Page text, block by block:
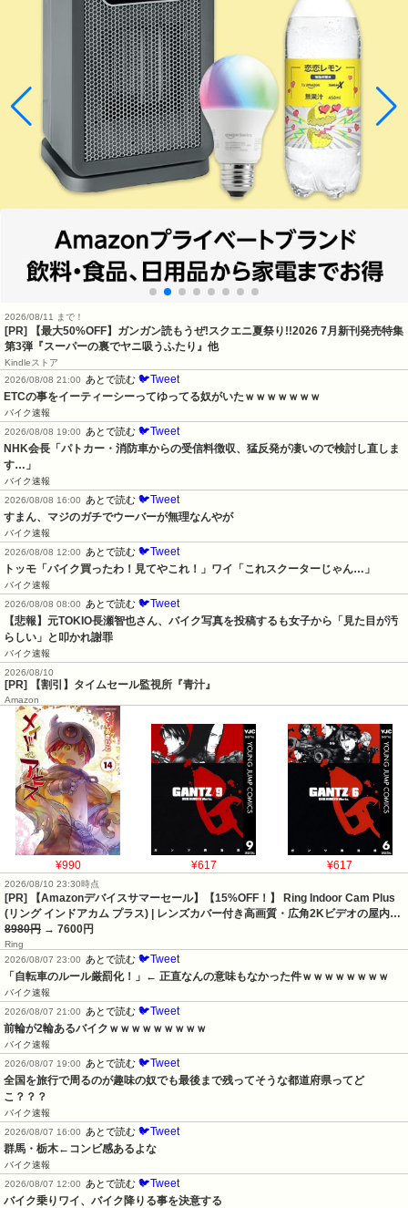
2026/08/11 まで！
[PR] 【最大50%OFF】ガンガン読もうぜ!スクエニ夏祭り!!2026 7月新刊発売特集
第3弾『スーパーの裏でヤニ吸うふたり』他
Kindleストア
2026/08/08 21:00
あとで読む 🐦Tweet
ETCの事をイーティーシーってゆってる奴がいたｗｗｗｗｗｗｗ
バイク速報
2026/08/08 19:00
あとで読む 🐦Tweet
NHK会長「パトカー・消防車からの受信料徴収、猛反発が凄いので検討し直しま
す…」
バイク速報
2026/08/08 16:00
あとで読む 🐦Tweet
すまん、マジのガチでウーバーが無理なんやが
バイク速報
2026/08/08 12:00
あとで読む 🐦Tweet
トッモ「バイク買ったわ！見てやこれ！」ワイ「これスクーターじゃん…」
バイク速報
2026/08/08 08:00
あとで読む 🐦Tweet
【悲報】元TOKIO長瀬智也さん、バイク写真を投稿するも女子から「見た目が汚
らしい」と叩かれ謝罪
バイク速報
2026/08/10
[PR] 【割引】タイムセール監視所『青汁』
Amazon
¥990 ¥617 ¥617
2026/08/10 23:30時点
[PR] 【Amazonデバイスサマーセール】【15%OFF！】 Ring Indoor Cam Plus
(リング インドアカム プラス) | レンズカバー付き高画質・広角2Kビデオの屋内…
8980円 → 7600円
Ring
2026/08/07 23:00
あとで読む 🐦Tweet
「自転車のルール厳罰化！」← 正直なんの意味もなかった件ｗｗｗｗｗｗｗｗ
バイク速報
2026/08/07 21:00
あとで読む 🐦Tweet
前輪が2輪あるバイクｗｗｗｗｗｗｗｗｗ
バイク速報
2026/08/07 19:00
あとで読む 🐦Tweet
全国を旅行で周るのが趣味の奴でも最後まで残ってそうな都道府県ってど
こ？？？
バイク速報
2026/08/07 16:00
あとで読む 🐦Tweet
群馬・栃木←コンビ感あるよな
バイク速報
2026/08/07 12:00
あとで読む 🐦Tweet
バイク乗りワイ、バイク降りる事を決意する